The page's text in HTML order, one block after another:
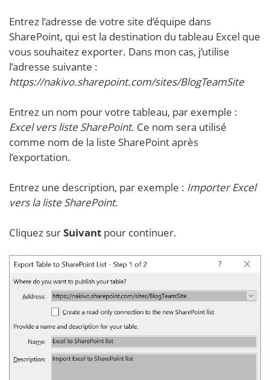
Entrez l’adresse de votre site d’équipe dans
SharePoint, qui est la destination du tableau Excel que
vous souhaitez exporter. Dans mon cas, j’utilise
l’adresse suivante :
https://nakivo.sharepoint.com/sites/BlogTeamSite
Entrez un nom pour votre tableau, par exemple :
Excel vers liste SharePoint. Ce nom sera utilisé
comme nom de la liste SharePoint après
l’exportation.
Entrez une description, par exemple : Importer Excel
vers la liste SharePoint.
Cliquez surSuivant pour continuer.